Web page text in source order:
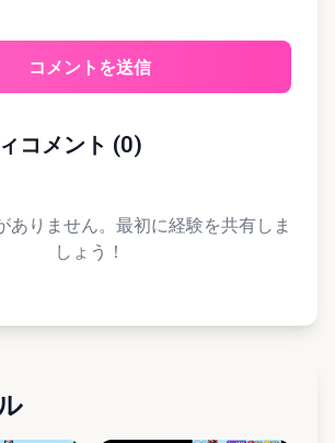
コメントを送信
コメント (0)
ありません。最初に経験を共有しま
しょう！